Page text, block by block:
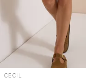
CECIL